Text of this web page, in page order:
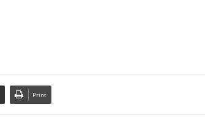
Print